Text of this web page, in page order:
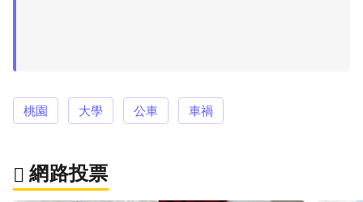
桃園 大學 公車 車禍
網路投票